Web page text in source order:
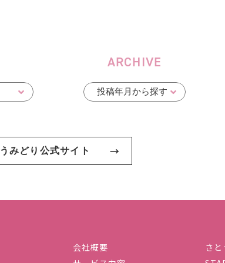
ARCHIVE
みどり公式サイト
会社概要
さ